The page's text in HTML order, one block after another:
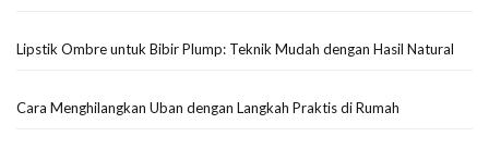
Lipstik Ombre untuk Bibir Plump: Teknik Mudah dengan Hasil Natural
Cara Menghilangkan Uban dengan Langkah Praktis di Rumah